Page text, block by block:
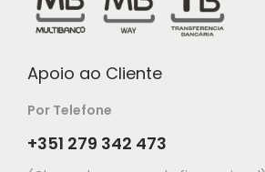
Apoio ao Cliente
Por Telefone
+351 279 342 473